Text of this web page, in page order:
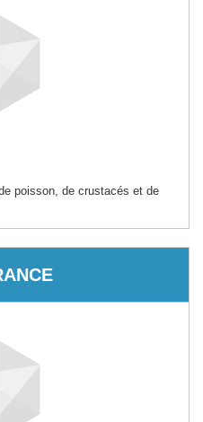
poisson, de crustacés et de